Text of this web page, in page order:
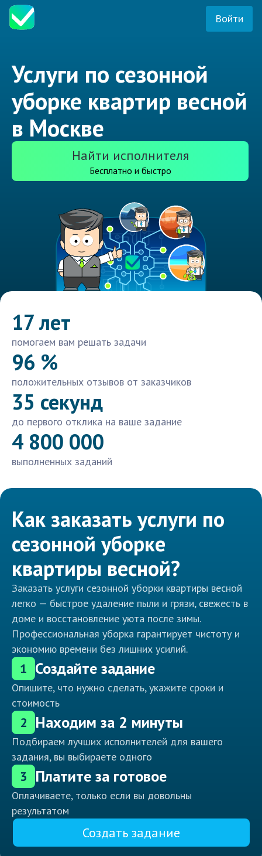
Войти
Услуги по сезонной
уборке квартир весной
в Москве
Найти исполнителя
Бесплатно и быстро
17 лет
помогаем вам решать задачи
96 %
положительных отзывов от заказчиков
35 секунд
до первого отклика на ваше задание
4 800 000
выполненных заданий
Как заказать услуги по
сезонной уборке
квартиры весной?
Заказать услуги сезонной уборки квартиры весной
легко — быстрое удаление пыли и грязи, свежесть в
доме и восстановление уюта после зимы.
Профессиональная уборка гарантирует чистоту и
экономию времени без лишних усилий.
1 Создайте задание
Опишите, что нужно сделать, укажите сроки и
стоимость
2 Находим за 2 минуты
Подбираем лучших исполнителей для вашего
задания, вы выбираете одного
3 Платите за готовое
Оплачиваете, только если вы довольны
результатом
Создать задание